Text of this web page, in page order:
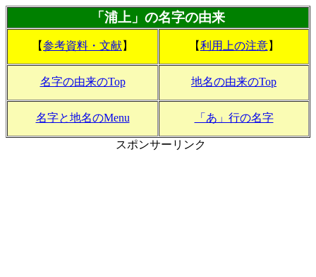
「浦上」の名字の由来
【参考資料・文献】 【利用上の注意】
名字の由来のTop 地名の由来のTop
名字と地名のMenu 「あ」行の名字
スポンサーリンク